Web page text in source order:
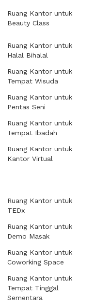
Ruang Kantor untuk
Beauty Class
Ruang Kantor untuk
Halal Bihalal
Ruang Kantor untuk
Tempat Wisuda
Ruang Kantor untuk
Pentas Seni
Ruang Kantor untuk
Tempat Ibadah
Ruang Kantor untuk
Kantor Virtual
Ruang Kantor untuk
TEDx
Ruang Kantor untuk
Demo Masak
Ruang Kantor untuk
Coworking Space
Ruang Kantor untuk
Tempat Tinggal
Sementara